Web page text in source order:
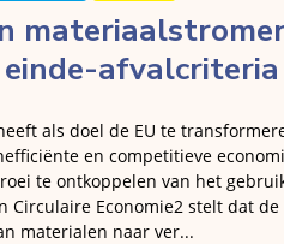
afvalcriteria
als doel de EU te
en competitieve
te ontkoppelen van het
Circulaire Economie2 stelt dat de
materialen naar ver...